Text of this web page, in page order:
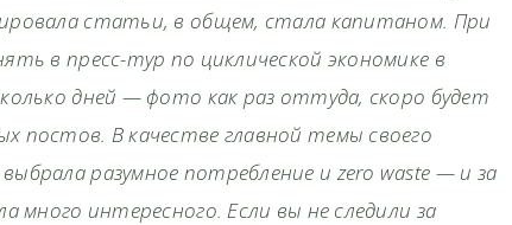
статьи, в общем, стала капитаном. При
в пресс-тур по циклической экономике в
дней — фото как раз оттуда, скоро будет
постов. В качестве главной темы своего
разумное потребление и zero waste — и за
много интересного. Если вы не следили за